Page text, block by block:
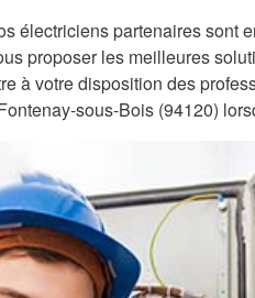
électriciens partenaires sont
proposer les meilleures
à votre disposition des
sous-Bois (94120)